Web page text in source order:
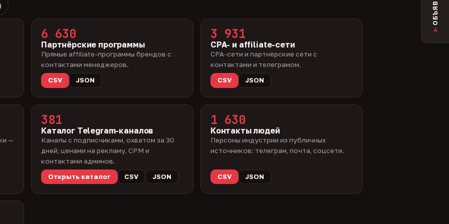
6 630
Партнёрские программы
Прямые affiliate-программы брендов с
контактами менеджеров.
CSV
JSON
3 931
CPA- и affiliate-сети
CPA-сети и партнёрские сети с
контактами и телеграмом.
CSV
JSON
—
381
Каталог Telegram-каналов
Каналы с подписчиками, охватом за 30
дней, ценами на рекламу, CPM и
контактами админов.
Открыть каталог
CSV JSON
1 630
Контакты людей
Персоны индустрии из публичных
источников: телеграм, почта, соцсети.
CSV JSON
4